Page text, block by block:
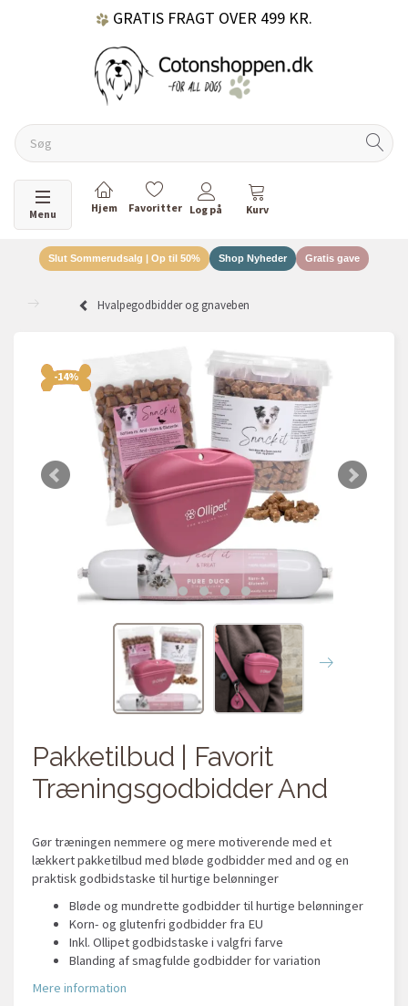
GRATIS FRAGT OVER 499 KR.
DANSKEJET VIRKSOMHED
Skifte navigation
Menu
Slut Sommerudsalg | Op til 50% Shop Nyheder Gratis gave
Hvalpegodbidder og gnaveben
-14%
Pakketilbud | Favorit
Træningsgodbidder And
Gør træningen nemmere og mere motiverende med et
lækkert pakketilbud med bløde godbidder med and og en
praktisk godbidstaske til hurtige belønninger
Bløde og mundrette godbidder til hurtige belønninger
Korn- og glutenfri godbidder fra EU
Inkl. Ollipet godbidstaske i valgfri farve
Blanding af smagfulde godbidder for variation
Mere information